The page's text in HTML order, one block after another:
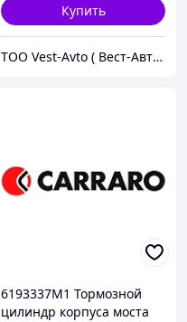
Купить
ТОО Vest-Avto ( Вест-Авто )
6193337M1 Тормозной
цилиндр корпуса моста